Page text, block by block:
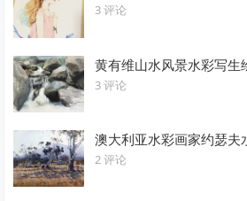
3 评论
黄有维山水风景水彩写生
3 评论
澳大利亚水彩画家约瑟夫
2 评论